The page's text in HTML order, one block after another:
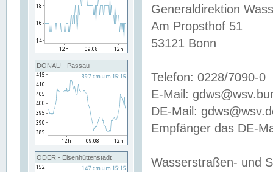
DONAU - Passau
ODER - Eisenhüttenstadt
Generaldirektion
Am Propsthof 51
53121 Bonn
Telefon: 0228/7090-0
E-Mail:
DE-Mail:
Empfänger das DE-
Wasserstraßen- und